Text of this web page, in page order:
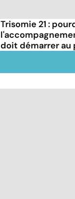
Trisomie 21 :
doit démarrer au